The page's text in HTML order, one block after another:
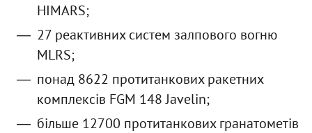
HIMARS;
27 реактивних систем залпового вогню
MLRS;
понад 8622 протитанкових ракетних
комплексів FGM 148 Javelin;
більше 12700 протитанкових гранатометів